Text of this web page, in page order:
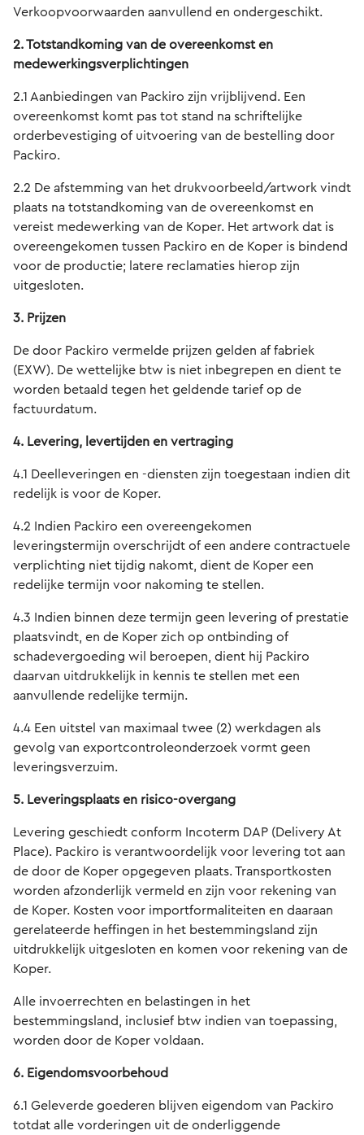
Verkoopvoorwaarden aanvullend en ondergeschikt.
2. Totstandkoming van de overeenkomst en
medewerkingsverplichtingen
2.1 Aanbiedingen van Packiro zijn vrijblijvend. Een
overeenkomst komt pas tot stand na schriftelijke
orderbevestiging of uitvoering van de bestelling door
Packiro.
2.2 De afstemming van het drukvoorbeeld/artwork vindt
plaats na totstandkoming van de overeenkomst en
vereist medewerking van de Koper. Het artwork dat is
overeengekomen tussen Packiro en de Koper is bindend
voor de productie; latere reclamaties hierop zijn
uitgesloten.
3. Prijzen
De door Packiro vermelde prijzen gelden af fabriek
(EXW). De wettelijke btw is niet inbegrepen en dient te
worden betaald tegen het geldende tarief op de
factuurdatum.
4. Levering, levertijden en vertraging
4.1 Deelleveringen en -diensten zijn toegestaan indien dit
redelijk is voor de Koper.
4.2 Indien Packiro een overeengekomen
leveringstermijn overschrijdt of een andere contractuele
verplichting niet tijdig nakomt, dient de Koper een
redelijke termijn voor nakoming te stellen.
4.3 Indien binnen deze termijn geen levering of prestatie
plaatsvindt, en de Koper zich op ontbinding of
schadevergoeding wil beroepen, dient hij Packiro
daarvan uitdrukkelijk in kennis te stellen met een
aanvullende redelijke termijn.
4.4 Een uitstel van maximaal twee (2) werkdagen als
gevolg van exportcontroleonderzoek vormt geen
leveringsverzuim.
5. Leveringsplaats en risico-overgang
Levering geschiedt conform Incoterm DAP (Delivery At
Place). Packiro is verantwoordelijk voor levering tot aan
de door de Koper opgegeven plaats. Transportkosten
worden afzonderlijk vermeld en zijn voor rekening van
de Koper. Kosten voor importformaliteiten en daaraan
gerelateerde heffingen in het bestemmingsland zijn
uitdrukkelijk uitgesloten en komen voor rekening van de
Koper.
Alle invoerrechten en belastingen in het
bestemmingsland, inclusief btw indien van toepassing,
worden door de Koper voldaan.
6. Eigendomsvoorbehoud
6.1 Geleverde goederen blijven eigendom van Packiro
totdat alle vorderingen uit de onderliggende